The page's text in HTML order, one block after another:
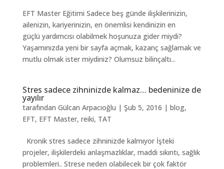
EFT Master Eğitimi Sadece beş günde ilişkilerinizin,
ailenizin, kariyerinizin, en önemlisi kendinizin en
güçlü yardımcısı olabilmek hoşunuza gider miydi?
Yaşamınızda yeni bir sayfa açmak, kazanç sağlamak ve
mutlu olmak ister miydiniz? Olumsuz bilinçaltı...
Stres sadece zihninizde kalmaz… bedeninize de
yayılır
tarafından Gülcan Arpacıoğlu | Şub 5, 2016 | blog,
EFT, EFT Master, reiki, TAT
Kronik stres sadece zihninizde kalmıyor İşteki
projeler, ilişkilerdeki anlaşmazlıklar, maddi sıkıntı, sağlık
problemleri.. Strese neden olabilecek bir çok faktör